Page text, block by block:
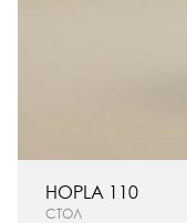
СТОЛ
HOPLA 110